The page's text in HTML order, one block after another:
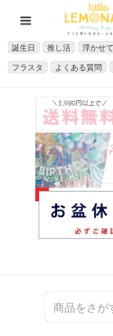
誕生日 推し活 浮かせ
フラスタ
よくある質問